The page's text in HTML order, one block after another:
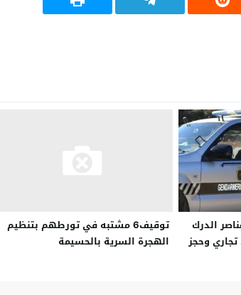
الدرك
وحجز
توقيف6 مشتبه في تورطهم بتنظيم
الهجرة السرية بالحسيمة